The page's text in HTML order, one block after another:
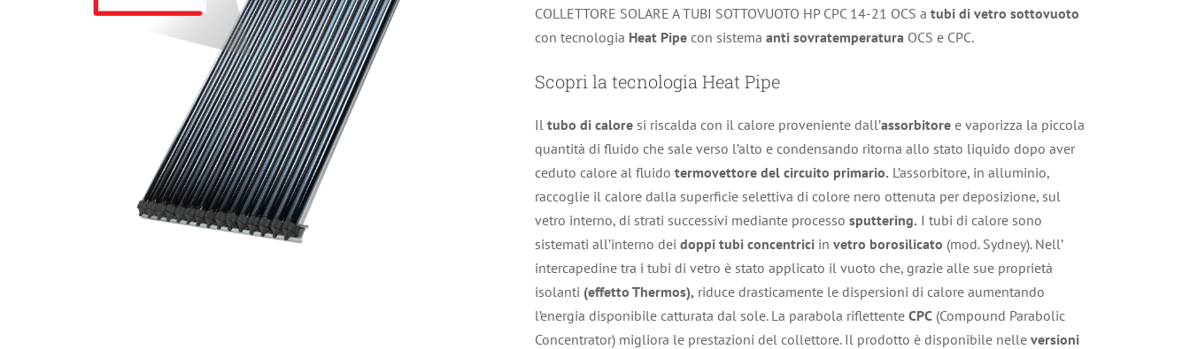
COLLETTORE SOLARE A TUBI SOTTOVUOTO HP CPC 14-21 OCS a tubi di vetro sottovuoto
con tecnologia Heat Pipecon sistema anti sovratemperatura OCS e CPC.
Scopri la tecnologia Heat Pipe
Il tubo di caloresi riscalda con il calore proveniente dall’assorbitoree vaporizza la piccola
quantità di fluido che sale verso l’alto e condensando ritorna allo stato liquido dopo aver
ceduto calore al fluido termovettore del circuito primario. L’assorbitore, in alluminio,
raccoglie il calore dalla superficie selettiva di colore nero ottenuta per deposizione, sul
vetro interno, di strati successivi mediante processo sputtering. I tubi di calore sono
sistemati all’interno dei doppi tubi concentriciin vetro borosilicato (mod. Sydney). Nell’
intercapedine tra i tubi di vetro è stato applicato il vuoto che, grazie alle sue proprietà
isolanti (effetto Thermos), riduce drasticamente le dispersioni di calore aumentando
l’energia disponibile catturata dal sole. La parabola riflettente CPC(Compound Parabolic
Concentrator) migliora le prestazioni del collettore. Il prodotto è disponibile nelle versioni